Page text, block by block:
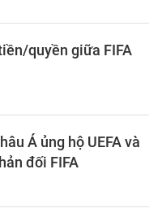
quyền giữa FIFA
Á ủng hộ UEFA và
đối FIFA